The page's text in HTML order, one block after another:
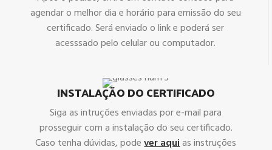
agendar o melhor dia e horário para emissão do seu
certificado. Será enviado o link e poderá ser
acesssado pelo celular ou computador.
INSTALAÇÃO DO CERTIFICADO
Siga as intruções enviadas por e-mail para
prosseguir com a instalação do seu certificado.
Caso tenha dúvidas, podever aquias instruções